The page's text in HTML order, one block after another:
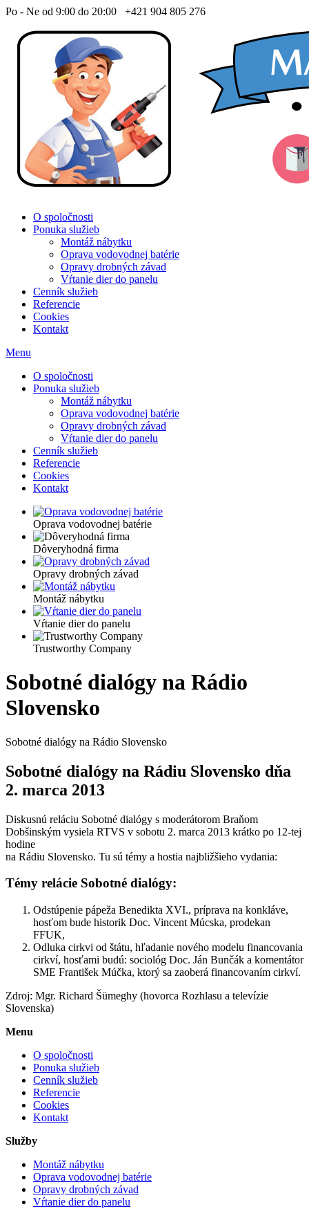
Po - Ne od 9:00 do 20:00 +421 904 805 276
O spoločnosti
Ponuka služieb
Montáž nábytku
Oprava vodovodnej batérie
Opravy drobných závad
Vŕtanie dier do panelu
Cenník služieb
Referencie
Cookies
Kontakt
Menu
O spoločnosti
Ponuka služieb
Montáž nábytku
Oprava vodovodnej batérie
Opravy drobných závad
Vŕtanie dier do panelu
Cenník služieb
Referencie
Cookies
Kontakt
Oprava vodovodnej batérie
Dôveryhodná firma
Opravy drobných závad
Montáž nábytku
Vŕtanie dier do panelu
Trustworthy Company
Sobotné dialógy na Rádio
Slovensko
Sobotné dialógy na Rádio Slovensko
Sobotné dialógy na Rádiu Slovensko dňa
2. marca 2013
Diskusnú reláciu Sobotné dialógy s moderátorom Braňom
Dobšinským vysiela RTVS v sobotu 2. marca 2013 krátko po 12-tej
hodine
na Rádiu Slovensko. Tu sú témy a hostia najbližšieho vydania:
Témy relácie Sobotné dialógy:
Odstúpenie pápeža Benedikta XVI., príprava na konkláve,
hosťom bude historik Doc. Vincent Múcska, prodekan
FFUK,
Odluka cirkvi od štátu, hľadanie nového modelu financovania
cirkví, hosťami budú: sociológ Doc. Ján Bunčák a komentátor
SME František Múčka, ktorý sa zaoberá financovaním cirkví.
Zdroj: Mgr. Richard Šümeghy (hovorca Rozhlasu a televízie
Slovenska)
Menu
O spoločnosti
Ponuka služieb
Cenník služieb
Referencie
Cookies
Kontakt
Služby
Montáž nábytku
Oprava vodovodnej batérie
Opravy drobných závad
Vŕtanie dier do panelu